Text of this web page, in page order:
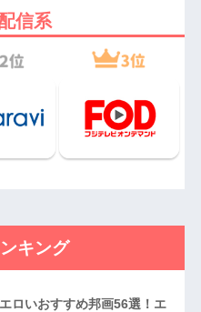
信系
キング
ロいおすすめ邦画56選！エ